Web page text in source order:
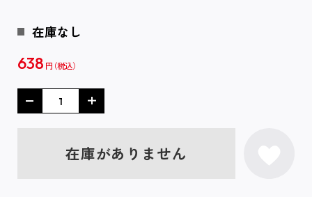
在庫なし
638 円
在庫がありません